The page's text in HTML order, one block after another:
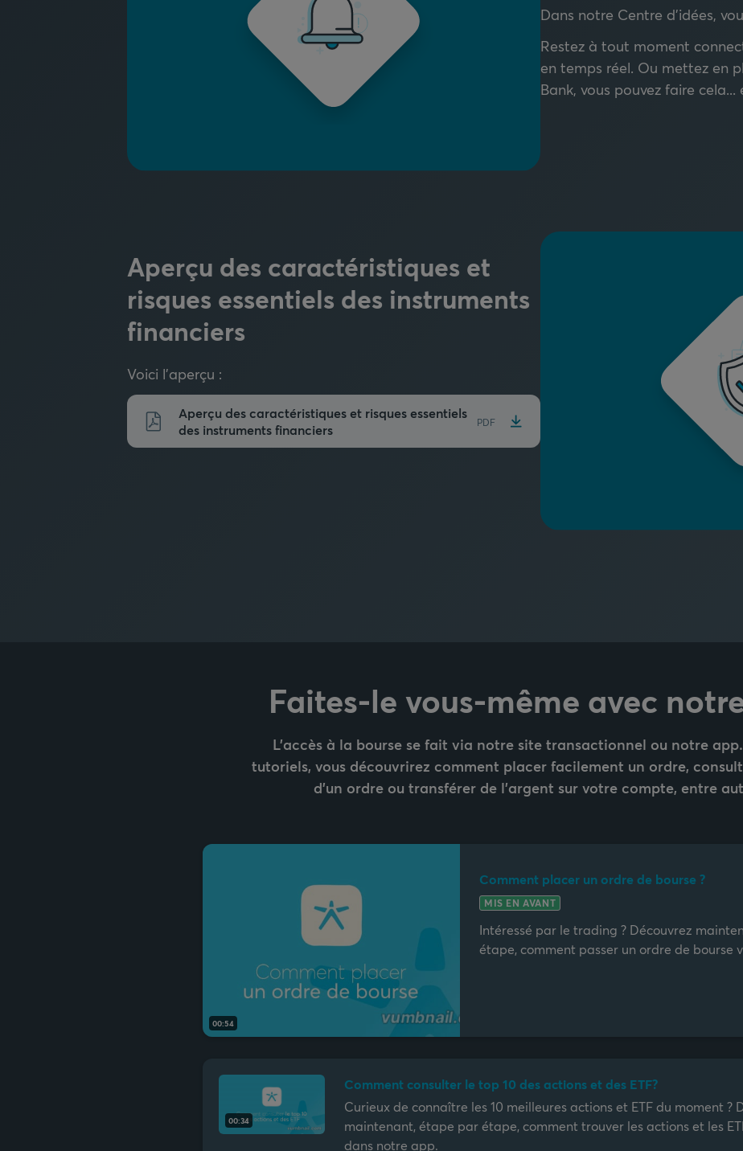
Dans notre Centre d'idées,
Restez à tout moment
en temps réel. Ou mettez en
Bank, vous pouvez faire cela...
Aperçu des caractéristiques et
risques essentiels des instruments
financiers
Voici l'aperçu :
Aperçu des caractéristiques et risques essentiels
des instruments financiers
PDF
Faites-le vous-même avec
L'accès à la bourse se fait via notre site transactionnel ou notre
tutoriels, vous découvrirez comment placer facilement un ordre,
d'un ordre ou transférer de l'argent sur votre compte, entre
00:54
Comment placer un ordre de bourse ?
MIS EN AVANT
Intéressé par le trading ? Découvrez
étape, comment passer un ordre de bourse
00:34
Comment consulter le top 10 des actions et des ETF?
Curieux de connaître les 10 meilleures actions et ETF du moment ?
maintenant, étape par étape, comment trouver les actions et les
dans notre app.